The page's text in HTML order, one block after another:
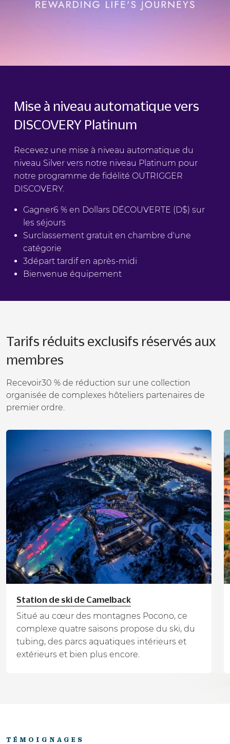
Mise à niveau automatique vers
DISCOVERY Platinum
Recevez une mise à niveau automatique du
niveau Silver vers notre niveau Platinum pour
notre programme de fidélité OUTRIGGER
DISCOVERY.
Gagner6 % en Dollars DÉCOUVERTE (D$) sur
les séjours
Surclassement gratuit en chambre d'une
catégorie
3départ tardif en après-midi
Bienvenue équipement
Tarifs réduits exclusifs réservés aux
membres
Recevoir30 % de réduction sur une collection
organisée de complexes hôteliers partenaires de
premier ordre.
Station de ski de Camelback
Situé au cœur des montagnes Pocono, ce
complexe quatre saisons propose du ski, du
tubing, des parcs aquatiques intérieurs et
extérieurs et bien plus encore.
TÉMOIGNAGES